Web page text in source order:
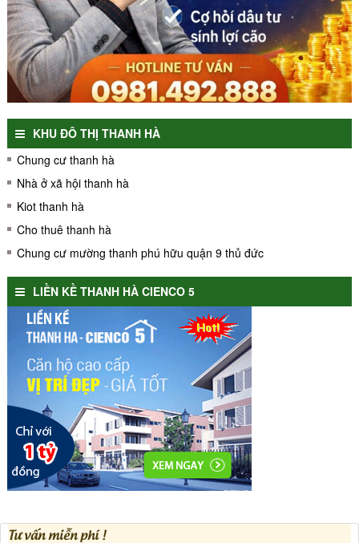
KHU ĐÔ THỊ THANH HÀ
Chung cư thanh hà
Nhà ở xã hội thanh hà
Kiot thanh hà
Cho thuê thanh hà
Chung cư mường thanh phú hữu quận 9 thủ đức
LIỀN KỀ THANH HÀ CIENCO 5
Tư vấn miễn phí !